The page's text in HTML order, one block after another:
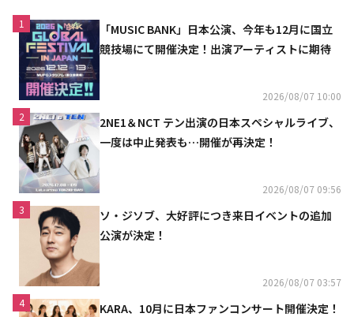
1
「MUSIC BANK」日本公演、今年も12月に国立
競技場にて開催決定！出演アーティストに期待
2026/08/07 10:00
2
2NE1＆NCT テン出演の日本スペシャルライブ、
一度は中止発表も…開催が再決定！
2026/08/07 09:56
3
ソ・ジソブ、大好評につき来日イベントの追加
公演が決定！
2026/08/07 03:57
4
KARA、10月に日本ファンコンサート開催決定！